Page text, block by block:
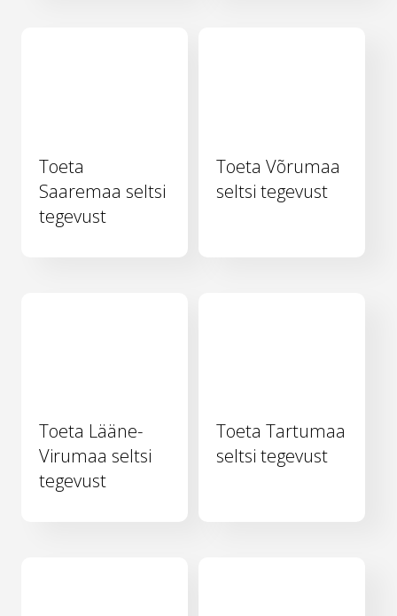
Toeta
Saaremaa seltsi
tegevust
Toeta Võrumaa
seltsi tegevust
Toeta Lääne-
Virumaa seltsi
tegevust
Toeta Tartumaa
seltsi tegevust